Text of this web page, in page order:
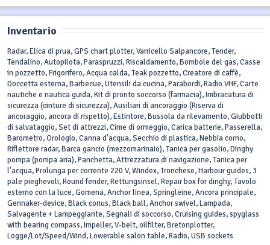
Inventario
Radar, Elica di prua, GPS chart plotter, Varricello Salpancore, Tender,
Tendalino, Autopilota, Paraspruzzi, Riscaldamento, Bombole del gas, Casse
in pozzetto, Frigorifero, Acqua calda, Teak pozzetto, Creatore di caffè,
Doccetta esterna, Barbecue, Utensili da cucina, Parabordi, Radio VHF, Carte
nautiche e nautica guida, Kit di pronto soccorso (farmacia), Imbracatura di
sicurezza (cinture di sicurezza), Ausiliari di ancoraggio (Riserva di
ancoraggio, ancora di rispetto), Estintore, Bussola da rilevamento, Giubbotti
di salvataggio, Set di attrezzi, Cime di ormeggio, Carica batterie, Passerella,
Barometro, Orologio, Canna d'acqua, Secchio di plastica, Nebbia corno,
Riflettore radar, Barca gancio (mezzomarinaio), Tanica per gasolio, Dinghy
pompa (pompa aria), Panchetta, Attrezzatura di navigazione, Tanica per
l'acqua, Prolunga per corrente 220 V, Windex, Tronchese, Harbour guides, 3
pale pieghevoli, Round fender, Rettungsinsel, Repair box for dinghy, Tavolo
esterno con la luce, Gomena, Anchor linea, Springleine, Ancora principale,
Gennaker-device, Black conus, Black ball, Anchor swivel, Lampada,
Salvagente + Lampeggiante, Segnali di soccorso, Cruising guides, spyglass
with bearing compass, Impeller, V-belt, oilfilter, Bretonplotter,
Logge/Lot/Speed/Wind, Lowerable salon table, Radio, USB sockets